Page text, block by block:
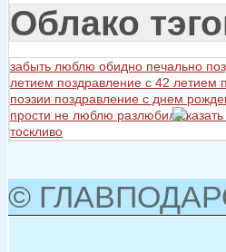
Облако
забыть люблю обидно печально
летием поздравление с 42 летием
поэзии поздравление с днем
прости не люблю разлюбил сказать
тоскливо
©